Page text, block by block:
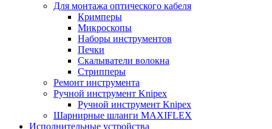
Для монтажа оптического кабеля
Кримперы
Микроскопы
Наборы инструментов
Печки
Скалыватели волокна
Стрипперы
Ремонт инструмента
Ручной инструмент Knipex
Ручной инструмент Knipex
Шарнирные шланги MAXIFLEX
Исполнительные устройства